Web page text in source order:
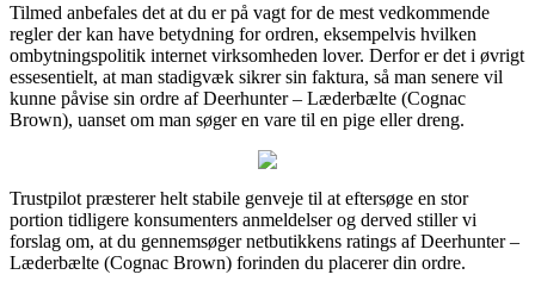
Tilmed anbefales det at du er på vagt for de mest vedkommende
regler der kan have betydning for ordren, eksempelvis hvilken
ombytningspolitik internet virksomheden lover. Derfor er det i øvrigt
essesentielt, at man stadigvæk sikrer sin faktura, så man senere vil
kunne påvise sin ordre af Deerhunter – Læderbælte (Cognac
Brown), uanset om man søger en vare til en pige eller dreng.
Trustpilot præsterer helt stabile genveje til at eftersøge en stor
portion tidligere konsumenters anmeldelser og derved stiller vi
forslag om, at du gennemsøger netbutikkens ratings af Deerhunter –
Læderbælte (Cognac Brown) forinden du placerer din ordre.